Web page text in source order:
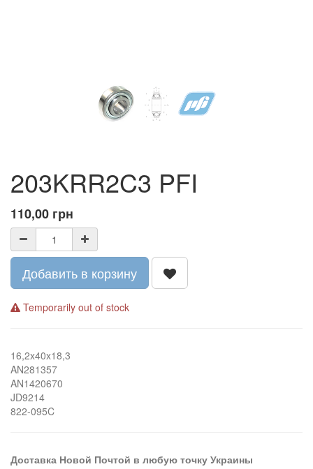
203KRR2C3 PFI
110,00 грн
Добавить в корзину
Temporarily out of stock
16,2x40x18,3
AN281357
AN1420670
JD9214
822-095C
Доставка Новой Почтой в любую точку Украины